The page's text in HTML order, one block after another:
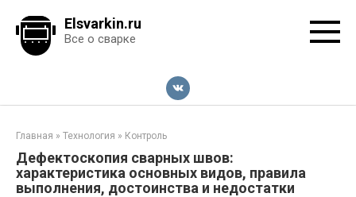
контенту
Elsvarkin.ru
Все о сварке
Главная » Технология » Контроль
Дефектоскопия сварных швов:
характеристика основных видов, правила
выполнения, достоинства и недостатки